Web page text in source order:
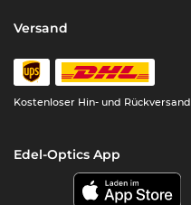
Versand
Kostenloser Hin- und Rückversand
Edel-Optics App